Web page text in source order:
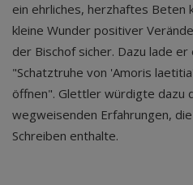
ein ehrliches, herzhaftes Beten
kleine Wunder positiver
der Bischof sicher. Dazu lade er
"Schatztruhe von 'Amoris
öffnen". Glettler würdigte dazu
wegweisenden Erfahrungen,
Schreiben enthalte.